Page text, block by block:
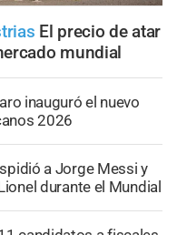
El precio de atar
mundial
inauguró el nuevo
2026
a Jorge Messi y
durante el Mundial